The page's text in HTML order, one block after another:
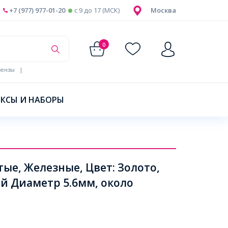
Москва
+7 (977) 977-01-20 c 9 до 17 (МСК)
0
|
И НАБОРЫ
Железные, Цвет: Золото,
Диаметр 5.6мм, около